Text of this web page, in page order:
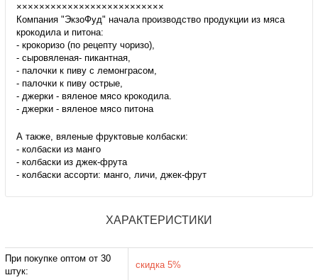
××××××××××××××××××××××××××
Компания "ЭкзоФуд" начала производство продукции из мяса
крокодила и питона:
- крокоризо (по рецепту чоризо),
- сыровяленая- пикантная,
- палочки к пиву с лемонграсом,
- палочки к пиву острые,
- джерки - вяленое мясо крокодила.
- джерки - вяленое мясо питона
А также, вяленые фруктовые колбаски:
- колбаски из манго
- колбаски из джек-фрута
- колбаски ассорти: манго, личи, джек-фрут
ХАРАКТЕРИСТИКИ
При покупке оптом от 30
штук:
скидка 5%